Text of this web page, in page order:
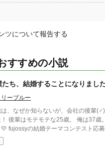
ツについて報告する
すすめの小説
たち、結婚することになりまし
リーブルー
、なぜか知らないが、会社の後輩
！ 後輩はモテモテな25歳。 俺は37歳
ィ💛 fujossyの結婚テーマコンテスト応